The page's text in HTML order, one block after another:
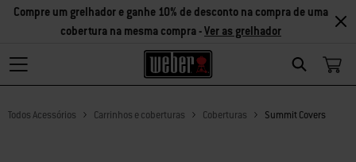
Search
Compre um grelhador e ganhe 10% de desconto na compra de uma
cobertura na mesma compra -Ver as grelhador
Todos Acessórios Carrinhos e coberturas Coberturas Summit Covers